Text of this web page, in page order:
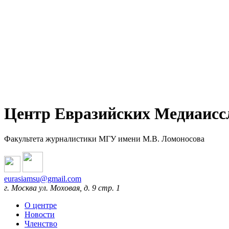
Центр Евразийских
Факультета журналистики МГУ имени М.В. Ломоносова
eurasiamsu@gmail.com
г. Москва ул. Моховая, д. 9 стр. 1
О центре
Новости
Членство